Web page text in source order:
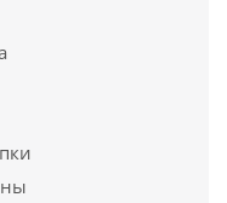
С130S